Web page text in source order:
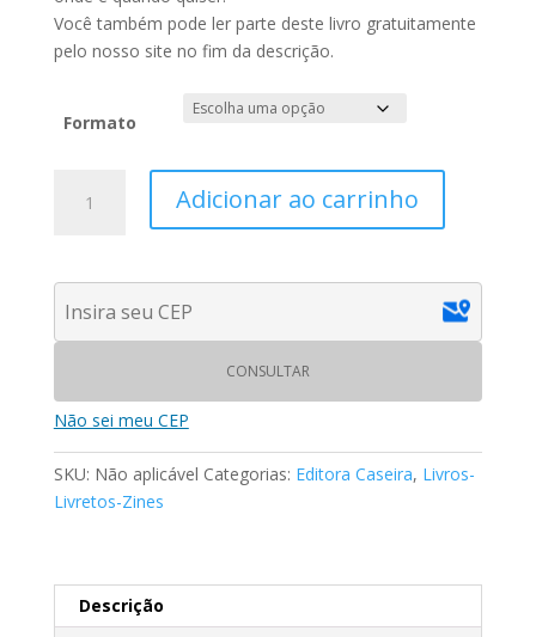
Você também pode ler parte deste livro gratuitamente
pelo nosso site no fim da descrição.
Formato
Castro
quantidade
Adicionar ao carrinho
CONSULTAR
Não sei meu CEP
SKU: Não aplicável Categorias: Editora Caseira, Livros-
Livretos-Zines
Descrição